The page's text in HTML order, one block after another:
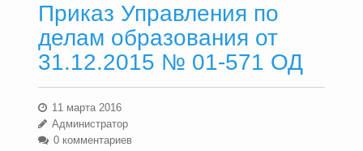
Приказ Управления по
делам образования от
31.12.2015 № 01-571 ОД
11 марта 2016
Администратор
0 комментариев